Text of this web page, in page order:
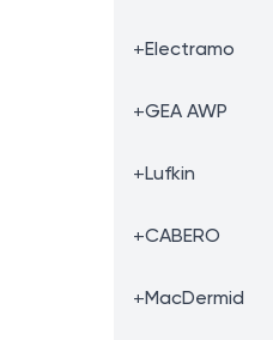
+Electramo
+GEA AWP
+Lufkin
+CABERO
+MacDermid